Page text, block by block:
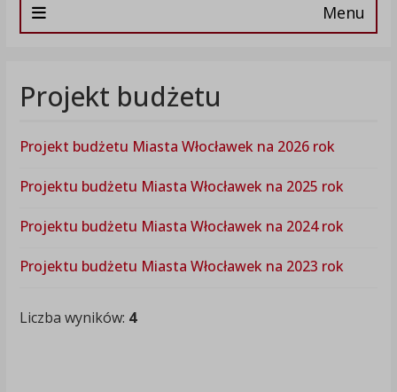
Menu
Projekt budżetu
Projekt budżetu Miasta Włocławek na 2026 rok
Projektu budżetu Miasta Włocławek na 2025 rok
Projektu budżetu Miasta Włocławek na 2024 rok
Projektu budżetu Miasta Włocławek na 2023 rok
Liczba wyników: 4